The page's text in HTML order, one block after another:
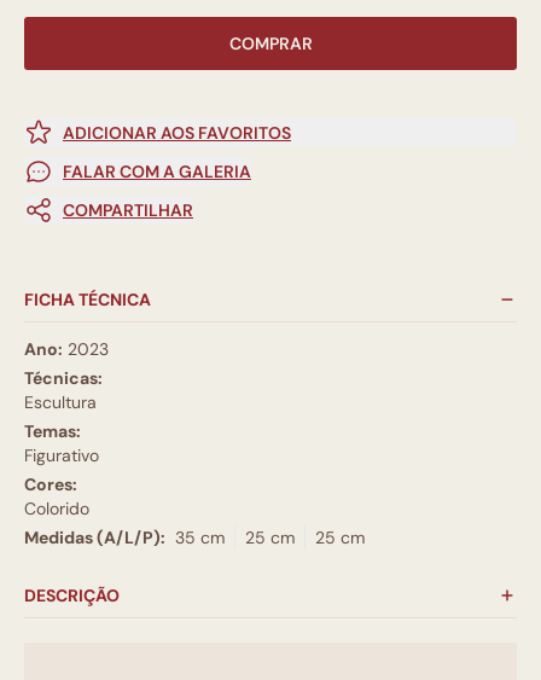
COMPRAR
ADICIONAR AOS FAVORITOS
FALAR COM A GALERIA
COMPARTILHAR
FICHA TÉCNICA
Ano: 2023
Técnicas:
Escultura
Temas:
Figurativo
Cores:
Colorido
Medidas (A/L/P): 35 cm 25 cm 25 cm
DESCRIÇÃO